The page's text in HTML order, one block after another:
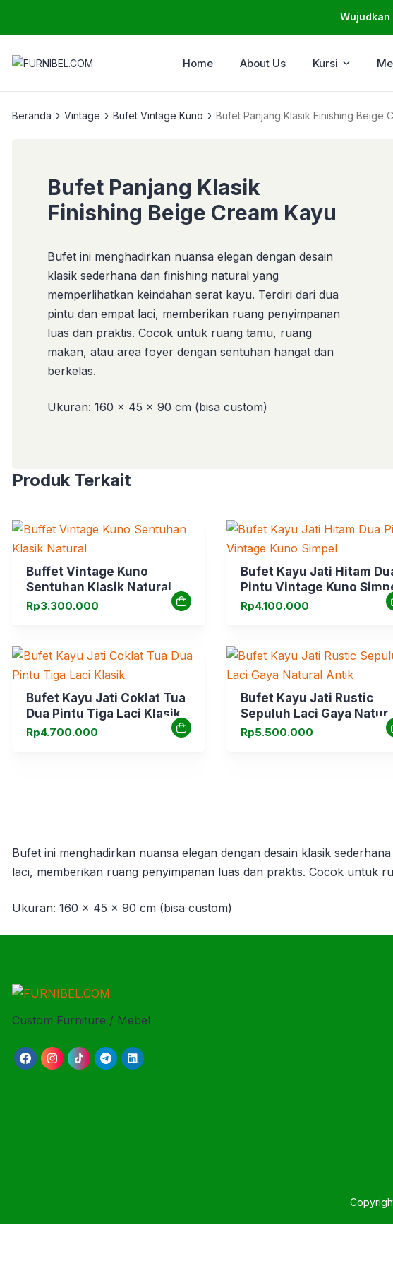
Wujudkan
Home About Us Kursi
Beranda › Vintage › Bufet Vintage Kuno › Bufet Panjang Klasik Finishing Beige
Bufet Panjang Klasik
Finishing Beige Cream Kayu
Bufet ini menghadirkan nuansa elegan dengan desain
klasik sederhana dan finishing natural yang
memperlihatkan keindahan serat kayu. Terdiri dari dua
pintu dan empat laci, memberikan ruang penyimpanan
luas dan praktis. Cocok untuk ruang tamu, ruang
makan, atau area foyer dengan sentuhan hangat dan
berkelas.
Ukuran: 160 x 45 x 90 cm (bisa custom)
Produk Terkait
Buffet Vintage Kuno
Sentuhan Klasik Natural
Rp3.300.000
Bufet Kayu Jati Hitam
Pintu Vintage Kuno
Rp4.100.000
Bufet Kayu Jati Coklat Tua
Dua Pintu Tiga Laci Klasik
Rp4.700.000
Bufet Kayu Jati Rustic
Sepuluh Laci Gaya
Antik
Rp5.500.000
Bufet ini menghadirkan nuansa elegan dengan desain klasik
laci, memberikan ruang penyimpanan luas dan praktis. Cocok untuk
Ukuran: 160 x 45 x 90 cm (bisa custom)
Custom Furniture / Mebel